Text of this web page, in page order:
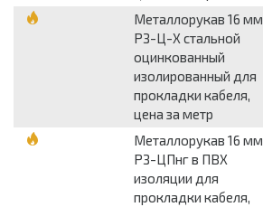
Металлорукав 16 мм
РЗ-Ц-Х стальной
оцинкованный
изолированный для
прокладки кабеля,
цена за метр
Металлорукав 16 мм
РЗ-ЦПнг в ПВХ
изоляции для
прокладки кабеля,